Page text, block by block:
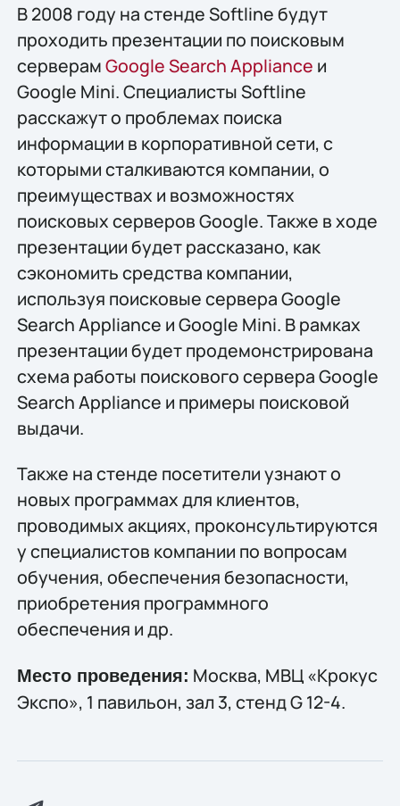
В 2008 году на стенде Softline будут
проходить презентации по поисковым
серверамGoogle Search Appliance и
Google Mini. Специалисты Softline
расскажут о проблемах поиска
информации в корпоративной сети, с
которыми сталкиваются компании, о
преимуществах и возможностях
поисковых серверов Google. Также в ходе
презентации будет рассказано, как
сэкономить средства компании,
используя поисковые сервера Google
Search Appliance и Google Mini. В рамках
презентации будет продемонстрирована
схема работы поискового сервера Google
Search Appliance и примеры поисковой
выдачи.
Также на стенде посетители узнают о
новых программах для клиентов,
проводимых акциях, проконсультируются
у специалистов компании по вопросам
обучения, обеспечения безопасности,
приобретения программного
обеспечения и др.
Место проведения: Москва, МВЦ «Крокус
Экспо», 1 павильон, зал 3, стенд G 12-4.